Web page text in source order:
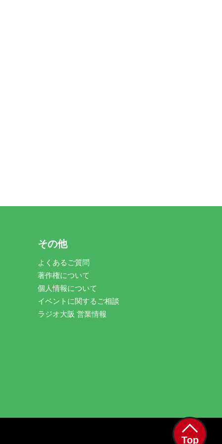
Top
その他
よくあるご質問
著作権について
個人情報について
イベントに関するご相談
ラジオ大阪 営業情報